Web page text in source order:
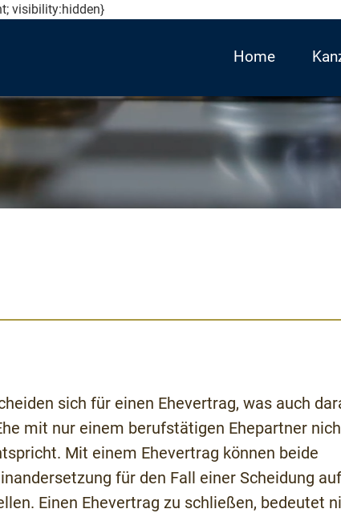
visibility:hidden}
Home
sich für einen Ehevertrag, was auch
mit nur einem berufstätigen Ehepartner
Mit einem Ehevertrag können beide
für den Fall einer Scheidung
Einen Ehevertrag zu schließen, bedeutet